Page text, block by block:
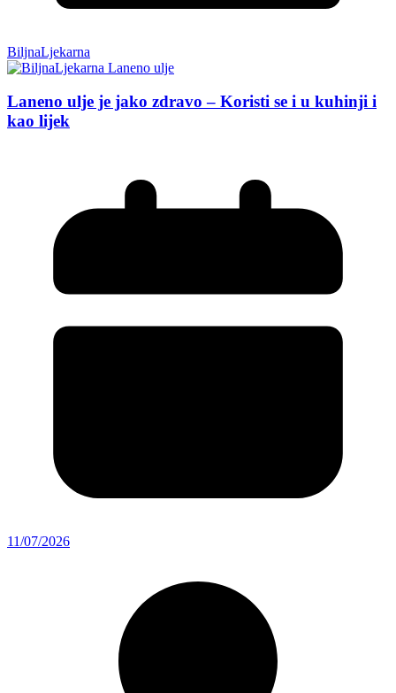
BiljnaLjekarna
Laneno ulje je jako zdravo – Koristi se i u kuhinji i
kao lijek
11/07/2026